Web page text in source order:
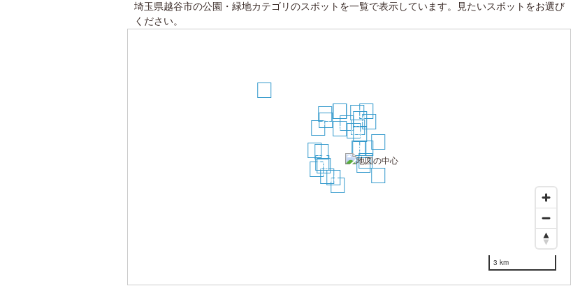
埼玉県越谷市の公園・緑地カテゴリのスポットを一覧で表示しています。見たいスポットをお選び
ください。
23
4
6
7
8
9
10
11
12
13
14
15
16
17
18
20
21
22
23
26
27
28
30
3 km